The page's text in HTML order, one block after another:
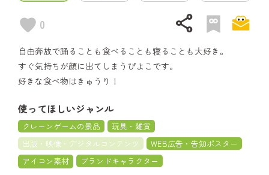
0 share
自由奔放で踊ることも食べることも寝ることも大好き。
すぐ気持ちが顔に出てしまうぴよこです。
好きな食べ物はきゅうり！
使ってほしいジャンル
クレーンゲームの景品
玩具・雑貨
出版・映像・デジタルコンテンツ
WEB広告・告知ポスター
アイコン素材
ブランドキャラクター